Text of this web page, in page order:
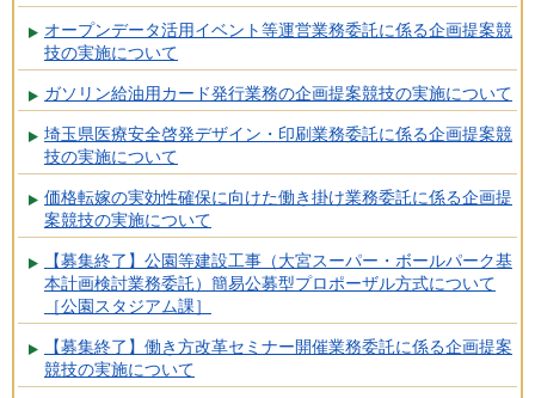
オープンデータ活用イベント等運営業務委託に係る企画提案競
技の実施について
ガソリン給油用カード発行業務の企画提案競技の実施について
埼玉県医療安全啓発デザイン・印刷業務委託に係る企画提案競
技の実施について
価格転嫁の実効性確保に向けた働き掛け業務委託に係る企画提
案競技の実施について
【募集終了】公園等建設工事（大宮スーパー・ボールパーク基
本計画検討業務委託）簡易公募型プロポーザル方式について
［公園スタジアム課］
【募集終了】働き方改革セミナー開催業務委託に係る企画提案
競技の実施について